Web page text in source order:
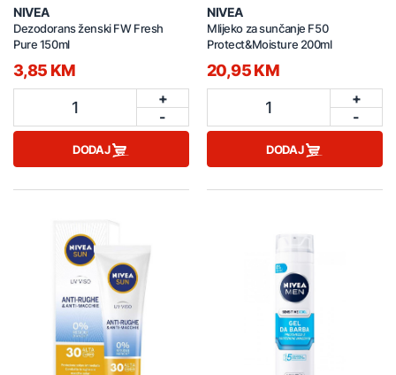
NIVEA
Dezodorans ženski FW Fresh
Pure 150ml
3,85 KM
1
+
-
DODAJ
NIVEA
Mlijeko za sunčanje F50
Protect&Moisture 200ml
20,95 KM
1
+
-
DODAJ